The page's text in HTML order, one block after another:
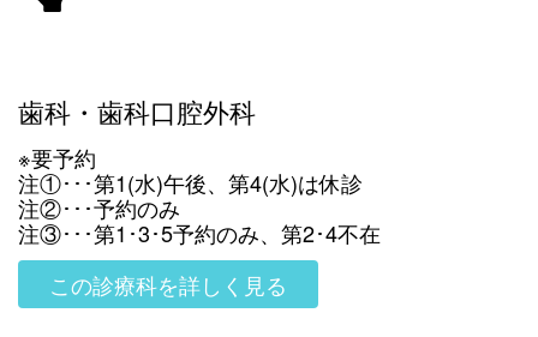
歯科・歯科口腔外科
※要予約
注①･･･第1(水)午後、第4(水)は休診
注②･･･予約のみ
注③･･･第1･3･5予約のみ、第2･4不在
この診療科を詳しく見る